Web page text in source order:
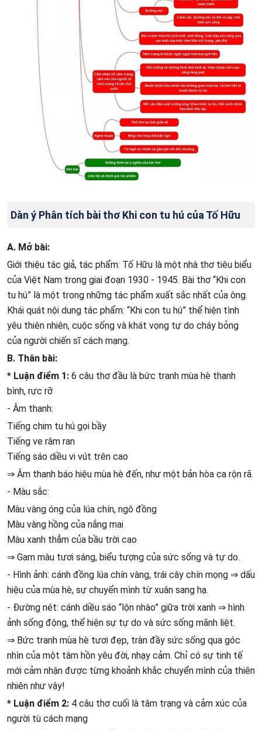
Dàn ý Phân tích bài thơ Khi con tu hú của Tố Hữu
A. Mở bài:
Giới thiệu tác giả, tác phẩm: Tố Hữu là một nhà thơ tiêu biểu
của Việt Nam trong giai đoạn 1930 - 1945. Bài thơ “Khi con
tu hú” là một trong những tác phẩm xuất sắc nhất của ông.
Khái quát nội dung tác phẩm: “Khi con tu hú” thể hiện tình
yêu thiên nhiên, cuộc sống và khát vọng tự do cháy bỏng
của người chiến sĩ cách mạng.
B. Thân bài:
* Luận điểm 1: 6 câu thơ đầu là bức tranh mùa hè thanh
bình, rực rỡ
- Âm thanh:
Tiếng chim tu hú gọi bầy
Tiếng ve râm ran
Tiếng sáo diều vi vút trên cao
⇒ Âm thanh báo hiệu mùa hè đến, như một bản hòa ca rộn rã.
- Màu sắc:
Màu vàng óng của lúa chín, ngô đồng
Màu vàng hồng của nắng mai
Màu xanh thẳm của bầu trời cao
⇒ Gam màu tươi sáng, biểu tượng của sức sống và tự do.
- Hình ảnh: cánh đồng lúa chín vàng, trái cây chín mọng ⇒ dấu
hiệu của mùa hè, sự chuyển mình từ xuân sang hạ.
- Đường nét: cánh diều sáo “lộn nhào” giữa trời xanh ⇒ hình
ảnh sống động, thể hiện sự tự do và sức sống mãnh liệt.
⇒ Bức tranh mùa hè tươi đẹp, tràn đầy sức sống qua góc
nhìn của một tâm hồn yêu đời, nhạy cảm. Chỉ có sự tinh tế
mới cảm nhận được từng khoảnh khắc chuyển mình của thiên
nhiên như vậy!
* Luận điểm 2: 4 câu thơ cuối là tâm trạng và cảm xúc của
người tù cách mạng